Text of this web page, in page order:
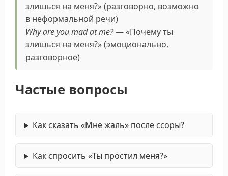
злишься на меня?» (разговорно, возможно
в неформальной речи)
Why are you mad at me?— «Почему ты
злишься на меня?» (эмоционально,
разговорное)
Частые вопросы
Как сказать «Мне жаль» после ссоры?
Как спросить «Ты простил меня?»